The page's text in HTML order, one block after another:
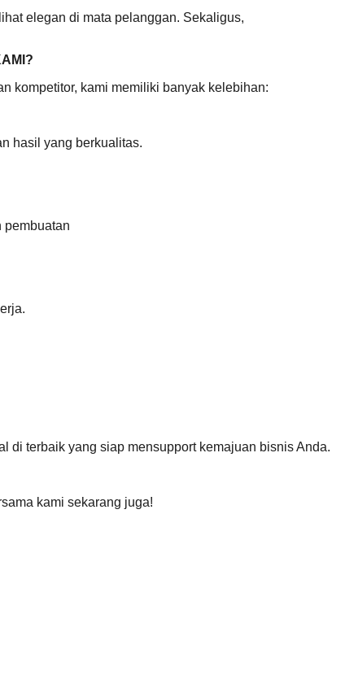
elegan di mata pelanggan. Sekaligus,
kompetitor, kami memiliki banyak kelebihan:
hasil yang berkualitas.
pembuatan
di terbaik yang siap mensupport kemajuan bisnis Anda.
kami sekarang juga!